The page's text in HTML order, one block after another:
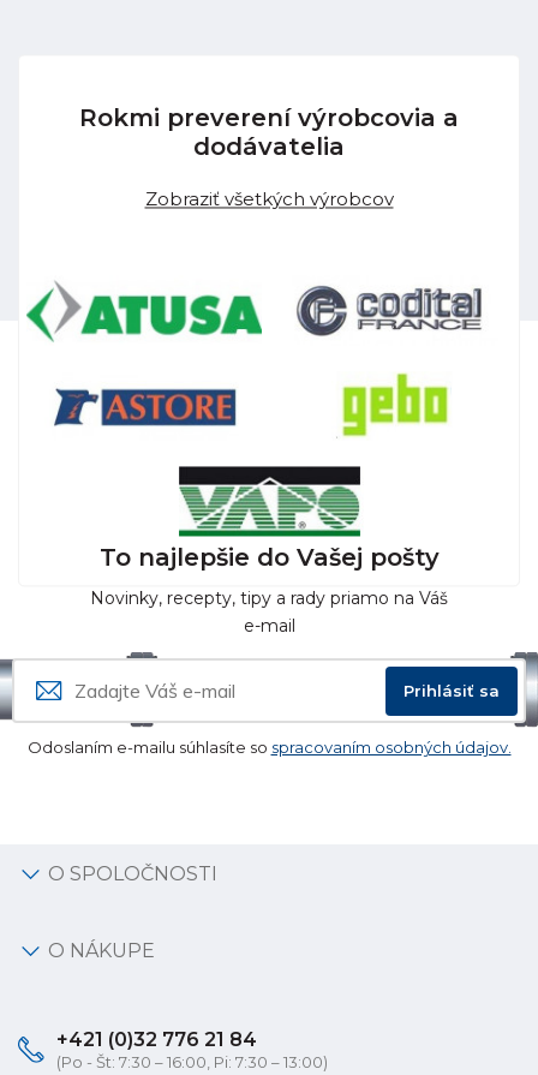
Rokmi preverení výrobcovia a
dodávatelia
Zobraziť všetkých výrobcov
To najlepšie do Vašej pošty
Novinky, recepty, tipy a rady priamo na Váš
e-mail
Prihlásiť sa
Odoslaním e-mailu súhlasíte so spracovaním osobných údajov.
O SPOLOČNOSTI
O NÁKUPE
+421 (0)32 776 21 84
(Po - Št: 7:30 – 16:00, Pi: 7:30 – 13:00)